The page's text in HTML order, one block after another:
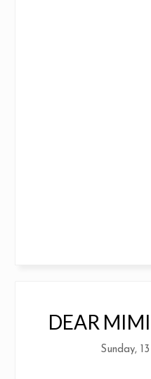
DEAR
Sunday,